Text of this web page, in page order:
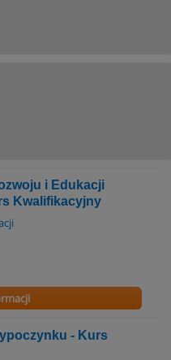
i Edukacji
Kwalifikacyjny
- Kurs